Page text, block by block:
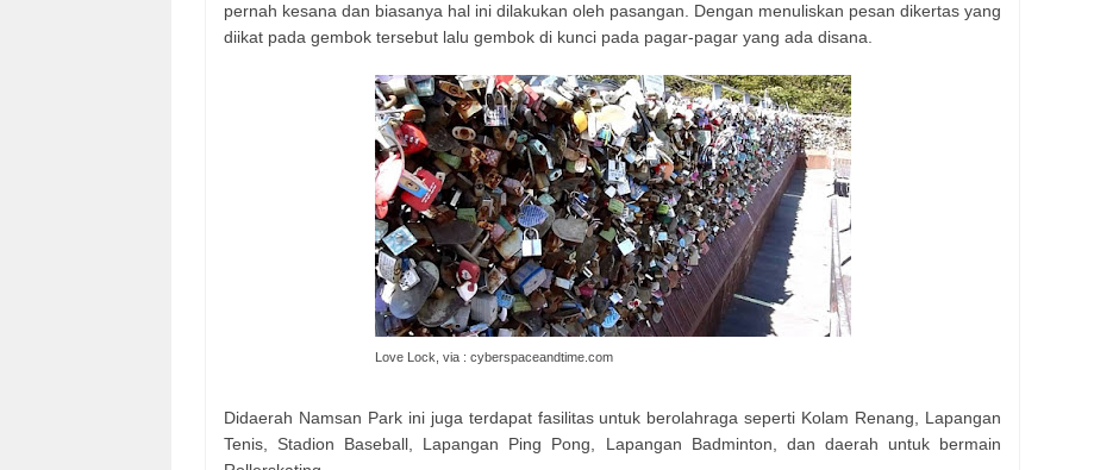
pernah kesana dan biasanya hal ini dilakukan oleh pasangan. Dengan menuliskan pesan dikertas yang
diikat pada gembok tersebut lalu gembok di kunci pada pagar-pagar yang ada disana.
Love Lock, via : cyberspaceandtime.com
Didaerah Namsan Park ini juga terdapat fasilitas untuk berolahraga seperti Kolam Renang, Lapangan
Tenis, Stadion Baseball, Lapangan Ping Pong, Lapangan Badminton, dan daerah untuk bermain